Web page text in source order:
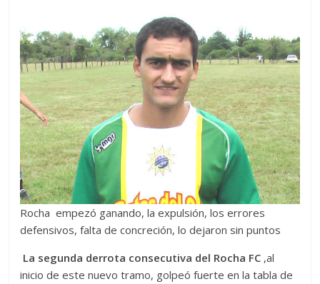
Rocha empezó ganando, la expulsión, los errores
defensivos, falta de concreción, lo dejaron sin puntos
La segunda derrota consecutiva del Rocha FC ,al
inicio de este nuevo tramo, golpeó fuerte en la tabla de